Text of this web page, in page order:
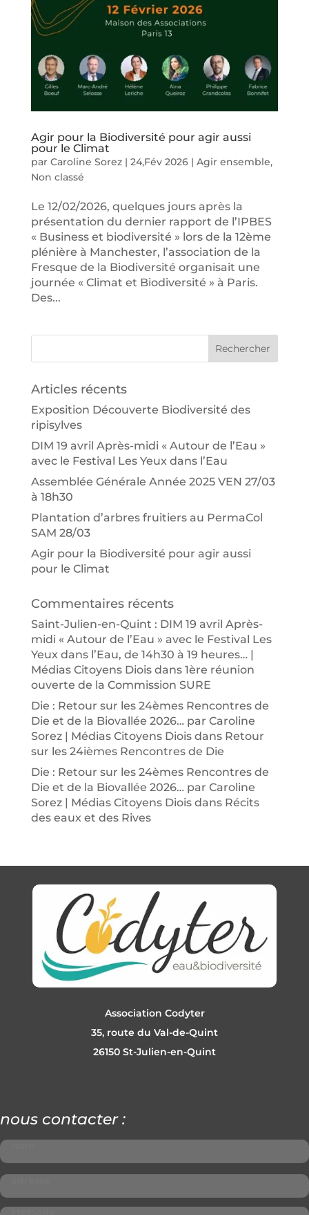
Agir pour la Biodiversité pour agir aussi
pour le Climat
par Caroline Sorez| 24,Fév 2026| Agir ensemble,
Non classé
Le 12/02/2026, quelques jours après la
présentation du dernier rapport de l’IPBES
« Business et biodiversité » lors de la 12ème
plénière à Manchester, l’association de la
Fresque de la Biodiversité organisait une
journée « Climat et Biodiversité » à Paris.
Des...
Articles récents
Exposition Découverte Biodiversité des
ripisylves
DIM 19 avril Après-midi « Autour de l’Eau »
avec le Festival Les Yeux dans l’Eau
Assemblée Générale Année 2025 VEN 27/03
à 18h30
Plantation d’arbres fruitiers au PermaCol
SAM 28/03
Agir pour la Biodiversité pour agir aussi
pour le Climat
Commentaires récents
Saint-Julien-en-Quint : DIM 19 avril Après-
midi « Autour de l’Eau » avec le Festival Les
Yeux dans l’Eau, de 14h30 à 19 heures… |
Médias Citoyens Dioisdans 1ère réunion
ouverte de la Commission SURE
Die : Retour sur les 24èmes Rencontres de
Die et de la Biovallée 2026… par Caroline
Sorez | Médias Citoyens Dioisdans Retour
sur les 24ièmes Rencontres de Die
Die : Retour sur les 24èmes Rencontres de
Die et de la Biovallée 2026… par Caroline
Sorez | Médias Citoyens Dioisdans Récits
des eaux et des Rives
Association Codyter
35, route du Val-de-Quint
26150 St-Julien-en-Quint
nous contacter :